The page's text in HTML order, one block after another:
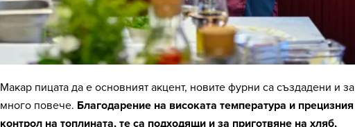
Макар пицата да е основният акцент, новите фурни са създадени и за
много повече. Благодарение на високата температура и прецизния
контрол на топлината, те са подходящи и за приготвяне на хляб,